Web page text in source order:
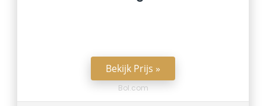
Bekijk Prijs »
Bol.com